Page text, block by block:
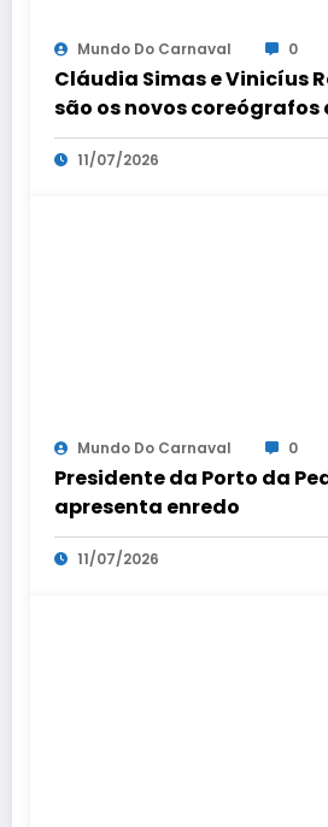
Mundo Do Carnaval 0
Cláudia Simas e Vinicíus
são os novos coreógrafos
comissão de frente
11/07/2026
Mundo Do Carnaval 0
Presidente da Porto da
apresenta enredo
11/07/2026